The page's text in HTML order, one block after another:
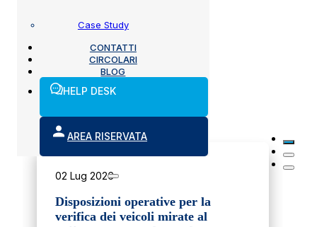
Case Study
CONTATTI
CIRCOLARI
BLOG
HELP DESK
AREA RISERVATA
02 Lug 2026
Disposizioni operative per la
verifica dei veicoli mirate al